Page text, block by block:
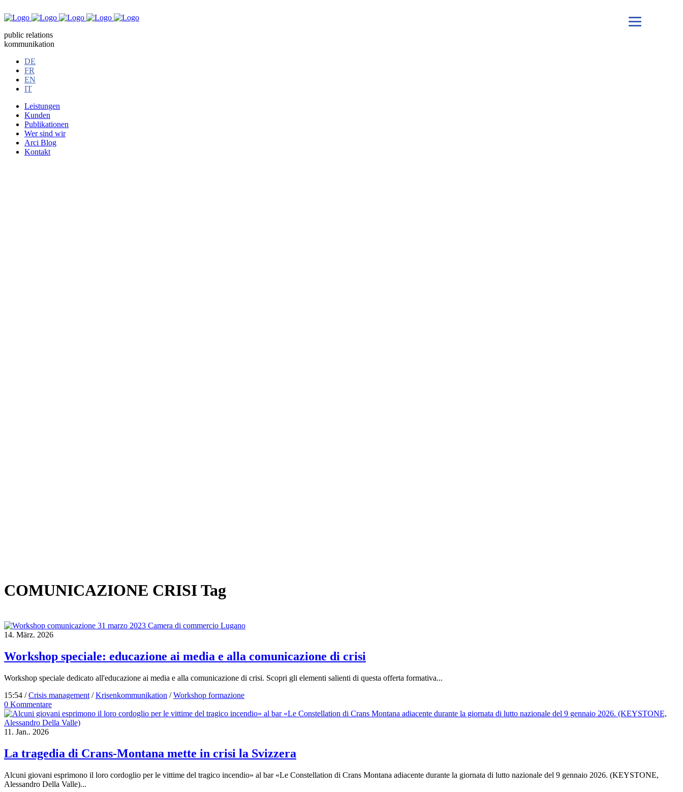
public relations
kommunikation
DE
FR
EN
IT
Leistungen
Kunden
Publikationen
Wer sind wir
Arci Blog
Kontakt
COMUNICAZIONE CRISI Tag
14. März. 2026
Workshop speciale: educazione ai media e alla comunicazione di crisi
Workshop speciale dedicato all'educazione ai media e alla comunicazione di crisi. Scopri gli elementi salienti di questa offerta formativa...
15:54 /Crisis management /Krisenkommunikation /Workshop formazione
0 Kommentare
11. Jan.. 2026
La tragedia di Crans-Montana mette in crisi la Svizzera
Alcuni giovani esprimono il loro cordoglio per le vittime del tragico incendio» al bar «Le Constellation di Crans Montana adiacente durante la giornata di lutto nazionale del 9 gennaio 2026. (KEYSTONE,
Alessandro Della Valle)...